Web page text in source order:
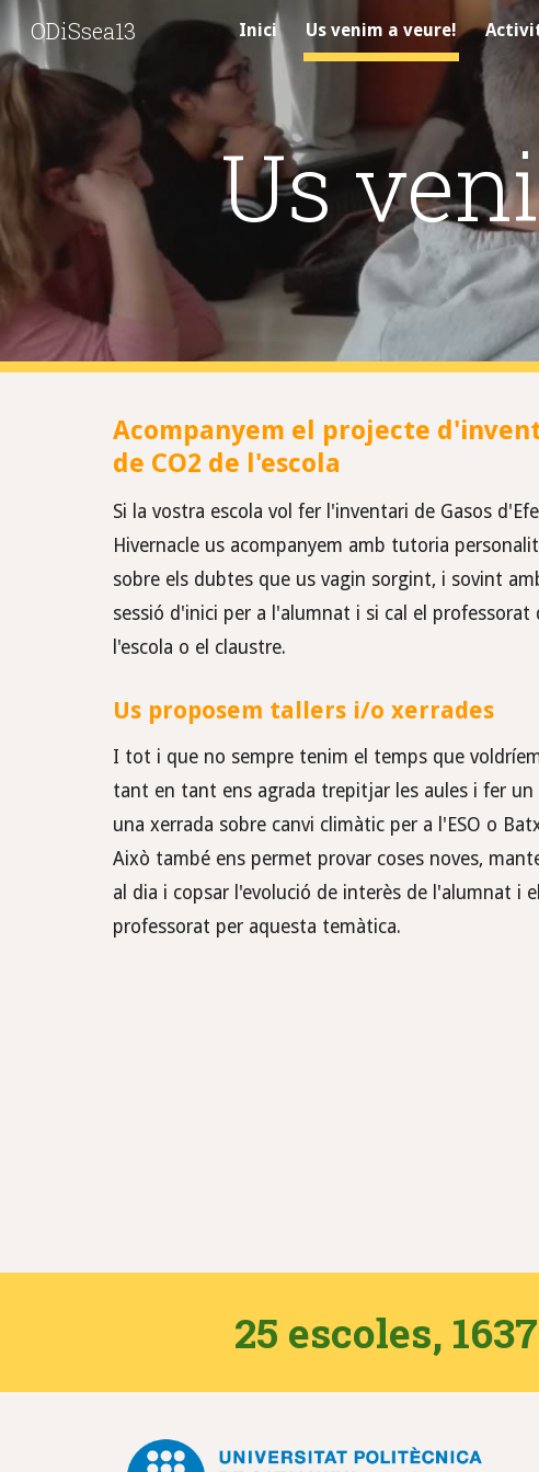
Skip to
ODiSsea13 Inici Us venim a veure!
Us
Acompanyem el projecte
de CO2 de l'escola
Si la vostra escola vol fer l'inventari de Gasos
Hivernacle us acompanyem amb tutoria
sobre els dubtes que us vagin sorgint, i sovint
sessió d'inici per a l'alumnat i si cal el professorat
l'escola o el claustre.
Us proposem tallers i/o xerrades
I tot i que no sempre tenim el temps que
tant en tant ens agrada trepitjar les aules i fer un
una xerrada sobre canvi climàtic per a l'ESO o
Això també ens permet provar coses noves,
al dia i copsar l'evolució de interès de l'alumnat i el
professorat per aquesta temàtica.
25 escoles,